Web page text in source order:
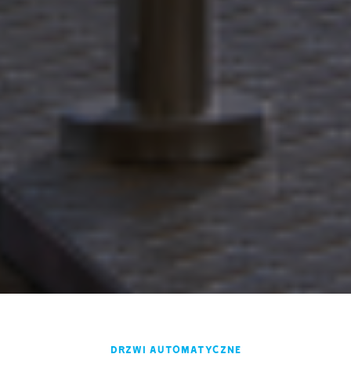
Drzwi automatyczne